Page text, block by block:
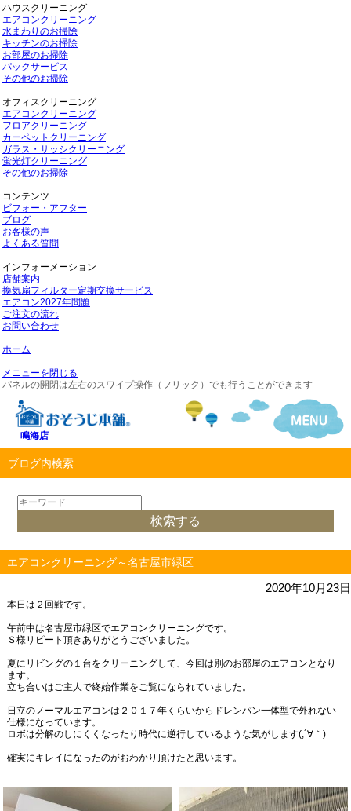
ハウスクリーニング
エアコンクリーニング
水まわりのお掃除
キッチンのお掃除
お部屋のお掃除
パックサービス
その他のお掃除
オフィスクリーニング
エアコンクリーニング
フロアクリーニング
カーペットクリーニング
ガラス・サッシクリーニング
蛍光灯クリーニング
その他のお掃除
コンテンツ
ビフォー・アフター
ブログ
お客様の声
よくある質問
インフォーメーション
店舗案内
換気扇フィルター定期交換サービス
エアコン2027年問題
ご注文の流れ
お問い合わせ
ホーム
メニューを閉じる
パネルの開閉は左右のスワイプ操作（フリック）でも行うことができます
鳴海店
ブログ内検索
エアコンクリーニング～名古屋市緑区
2020年10月23日
本日は２回戦です。
午前中は名古屋市緑区でエアコンクリーニングです。
Ｓ様リピート頂きありがとうございました。
夏にリビングの１台をクリーニングして、今回は別のお部屋のエアコンとなり
ます。
立ち合いはご主人で終始作業をご覧になられていました。
日立のノーマルエアコンは２０１７年くらいからドレンパン一体型で外れない
仕様になっています。
ロボは分解のしにくくなったり時代に逆行しているような気がします(;´∀｀)
確実にキレイになったのがおわかり頂けたと思います。